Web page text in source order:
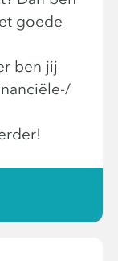
goede
ben jij